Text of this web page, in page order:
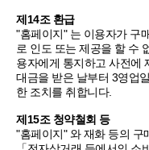
제14조 환급
"홈페이지" 는 이용자가 구
로 인도 또는 제공을 할 수
용자에게 통지하고 사전에
대금을 받은 날부터 3영업
한 조치를 취합니다.
제15조 청약철회 등
"홈페이지" 와 재화 등의 구